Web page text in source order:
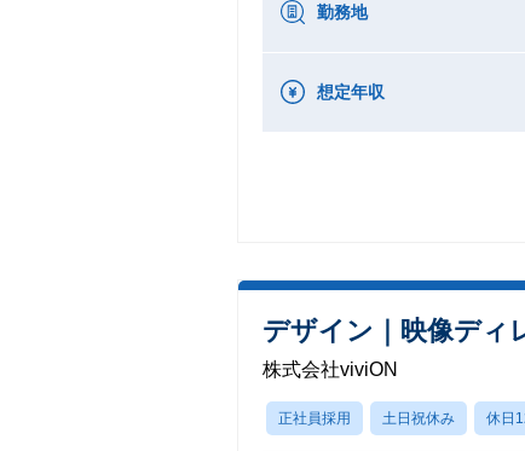
勤務地
想定年収
デザイン｜映像ディ
株式会社viviON
正社員採用 土日祝休み 休日